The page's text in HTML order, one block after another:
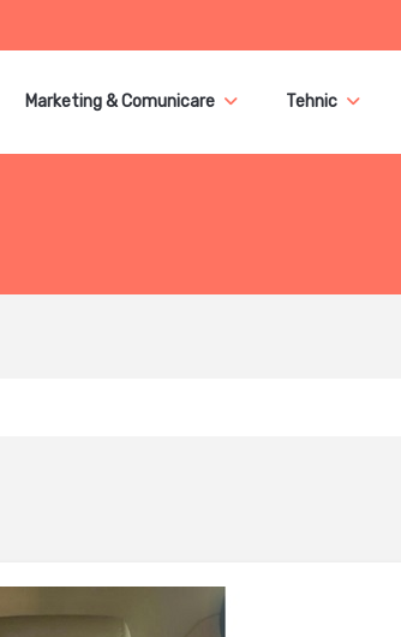
Marketing & Comunicare Tehnic